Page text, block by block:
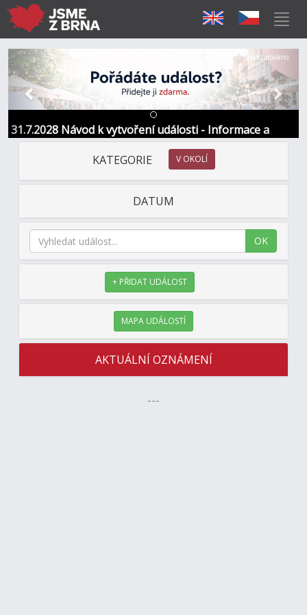
31.7.2028 Návod k vytvoření události - Informace a
kontakt
Předchozí Další
Sponzorováno
KATEGORIE V OKOLÍ
DATUM
OK
+ PŘIDAT UDÁLOST
MAPA UDÁLOSTÍ
AKTUÁLNÍ OZNÁMENÍ
---